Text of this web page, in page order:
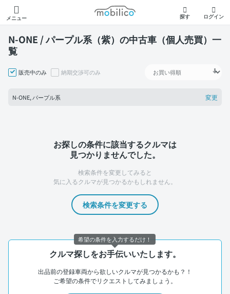
メニュー
モビリコ
探す ログイン
N-ONE / パープル系（紫）の中古車（個人売買）一
覧
販売中のみ 納期交渉可のみ
N-ONE, パープル系 変更
お探しの条件に該当するクルマは
見つかりませんでした。
検索条件を変更してみると
気に入るクルマが見つかるかもしれません。
検索条件を変更する
クルマ探しをお手伝いいたします。
出品前の登録車両から欲しいクルマが見つかるかも？！
ご希望の条件でリクエストしてみましょう。
希望の条件を入力するだけ！